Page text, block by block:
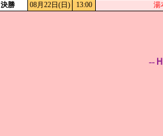
決勝
08月22日(日) 13:00 湯
--